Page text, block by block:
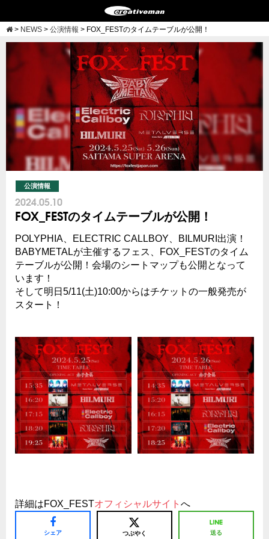
> NEWS > 公演情報 > FOX_FESTのタイムテーブルが公開！
公演情報
2024.05.10
FOX_FESTのタイムテーブルが公開！
POLYPHIA、ELECTRIC CALLBOY、BILMURI出演！
BABYMETALが主催するフェス、FOX_FESTのタイム
テーブルが公開！会場のシートマップも公開となって
います！
そして明日5/11(土)10:00からはチケットの一般発売が
スタート！
詳細はFOX_FESTオフィシャルサイト へ
シェア つぶやく 送る